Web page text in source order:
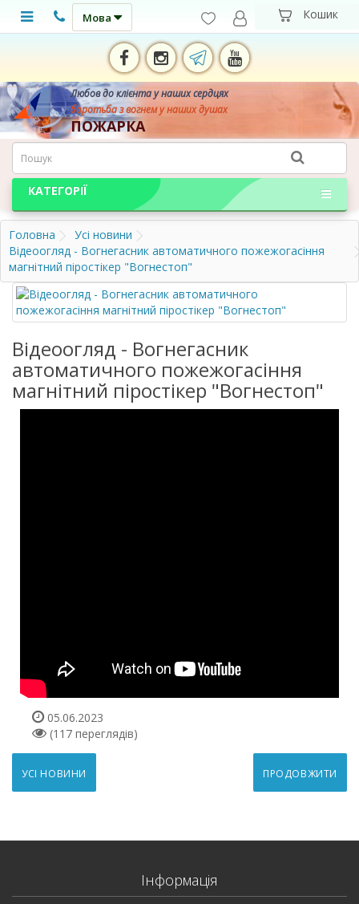
Мова
Любов до клієнта у наших сердцях
боротьба з вогнем у наших душах
ПОЖАРКА
КАТЕГОРІЇ
Головна
Усі новини
Відеоогляд - Вогнегасник автоматичного пожежогасіння
магнітний піростікер "Вогнестоп"
Відеоогляд - Вогнегасник
автоматичного пожежогасіння
магнітний піростікер "Вогнестоп"
05.06.2023
(117 переглядів)
УСІ НОВИНИ ПРОДОВЖИТИ
Інформація